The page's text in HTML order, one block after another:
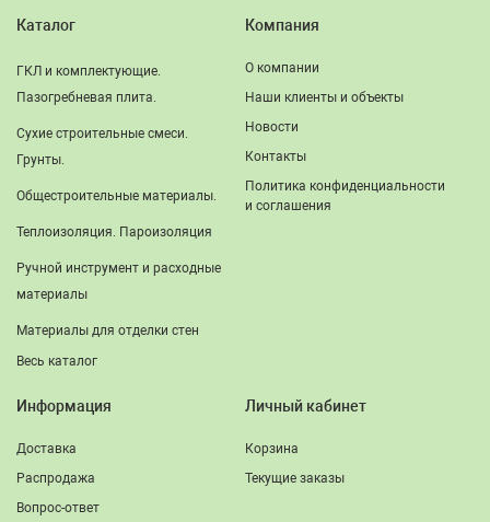
Каталог
ГКЛ и комплектующие.
Пазогребневая плита.
Сухие строительные смеси.
Грунты.
Общестроительные материалы.
Теплоизоляция. Пароизоляция
Ручной инструмент и расходные
материалы
Материалы для отделки стен
Весь каталог
Компания
О компании
Наши клиенты и объекты
Новости
Контакты
Политика конфиденциальности
и соглашения
Информация
Доставка
Распродажа
Вопрос-ответ
Личный кабинет
Корзина
Текущие заказы